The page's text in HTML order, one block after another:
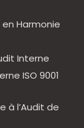
Harmonie
Interne
ISO 9001
à l’Audit de